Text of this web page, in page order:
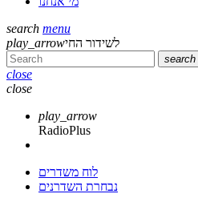
search menu
play_arrowלשידור החי
search
close
close
play_arrow
RadioPlus
לוח משדרים
נבחרת השדרנים